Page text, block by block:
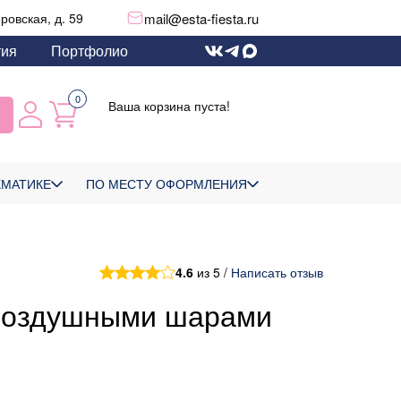
д. 59 mail@esta-fiesta.ru
Портфолио
0 Ваша корзина пуста!
ПО МЕСТУ ОФОРМЛЕНИЯ
4.6 из 5 / Написать отзыв
шарами